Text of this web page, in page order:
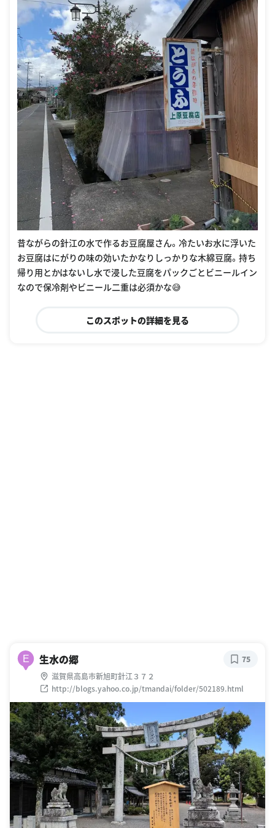
昔ながらの針江の水で作るお豆腐屋さん。冷たいお水に浮いた
お豆腐はにがりの味の効いたかなりしっかりな木綿豆腐。持ち
帰り用とかはないし水で浸した豆腐をパックごとビニールイン
なので保冷剤やビニール二重は必須かな😅
このスポットの詳細を見る
E 生水の郷
滋賀県高島市新旭町針江３７２
http://blogs.yahoo.co.jp/tmandai/folder/502189.html
75